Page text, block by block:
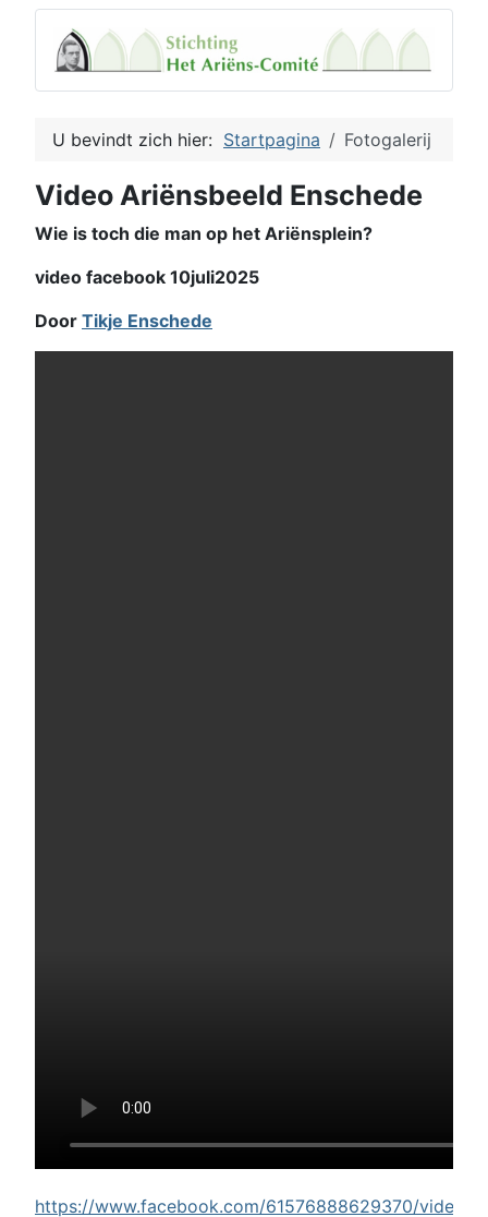
U bevindt zich hier: Startpagina Fotogalerij
Video Ariënsbeeld Enschede
Wie is toch die man op het Ariënsplein?
video facebook 10juli2025
Door Tikje Enschede
https://www.facebook.com/61576888629370/videos/